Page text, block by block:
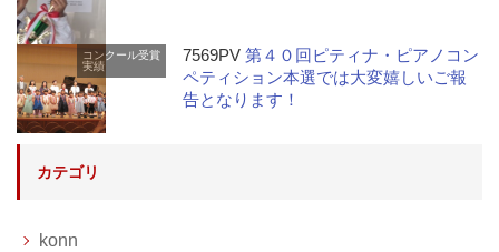
コンクール受賞
実績
7569PV第４０回ピティナ・ピアノコン
ペティション本選では大変嬉しいご報
告となります！
カテゴリ
konn